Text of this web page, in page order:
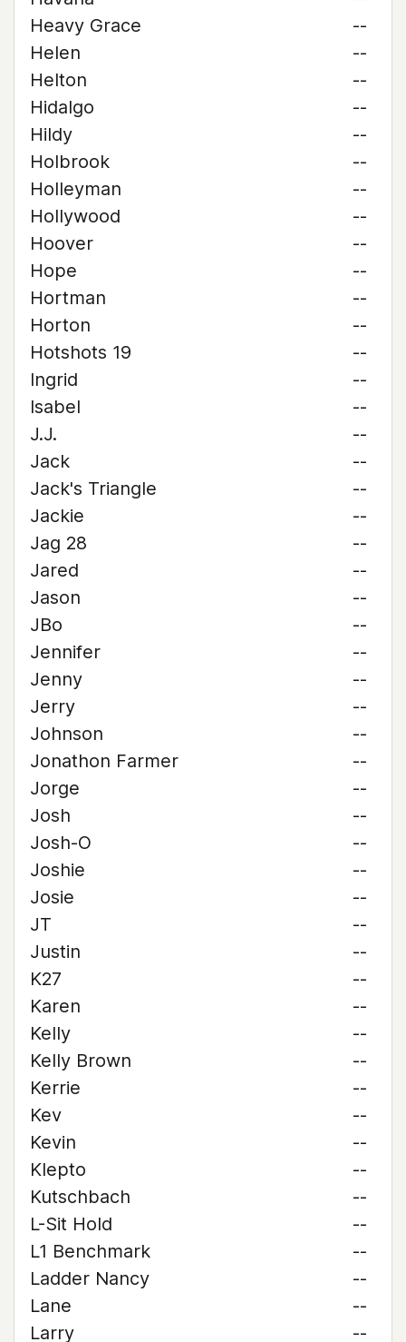
Heavy Grace
--
Helen
--
Helton
--
Hidalgo
--
Hildy
--
Holbrook
--
Holleyman
--
Hollywood
--
Hoover
--
Hope
--
Hortman
--
Horton
--
Hotshots 19
--
Ingrid
--
Isabel
--
J.J.
--
Jack
--
Jack's Triangle
--
Jackie
--
Jag 28
--
Jared
--
Jason
--
JBo
--
Jennifer
--
Jenny
--
Jerry
--
Johnson
--
Jonathon Farmer
--
Jorge
--
Josh
--
Josh-O
--
Joshie
--
Josie
--
JT
--
Justin
--
K27
--
Karen
--
Kelly
--
Kelly Brown
--
Kerrie
--
Kev
--
Kevin
--
Klepto
--
Kutschbach
--
L-Sit Hold
--
L1 Benchmark
--
Ladder Nancy
--
Lane
--
Larry
--